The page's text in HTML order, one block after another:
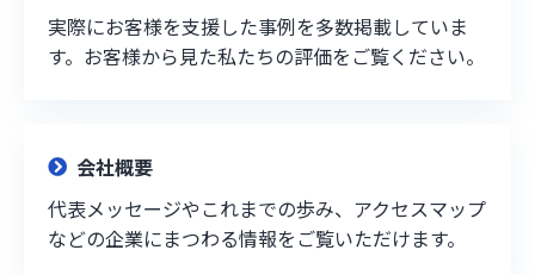
実際にお客様を支援した事例を多数掲載していま
す。お客様から見た私たちの評価をご覧ください。
会社概要
代表メッセージやこれまでの歩み、アクセスマップ
などの企業にまつわる情報をご覧いただけます。